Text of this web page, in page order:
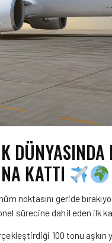
KATTI
noktasını geride
sürecine dahil eden ilk
100 tonu